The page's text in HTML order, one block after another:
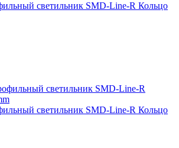
светильник SMD-Line-R Кольцо
светильник SMD-Line-R Кольцо